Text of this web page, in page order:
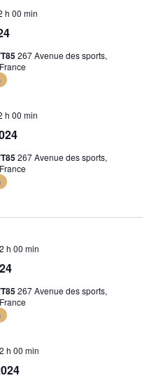
vues
h 00 min
267 Avenue des sports,
h 00 min
267 Avenue des sports,
h 00 min
267 Avenue des sports,
h 00 min